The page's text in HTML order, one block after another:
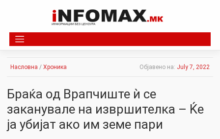
Насловна / Хроника Објавено на: July 7, 2022
Браќа од Врапчиште ѝ се
заканувале на извршителка – Ќе
ја убијат ако им земе пари